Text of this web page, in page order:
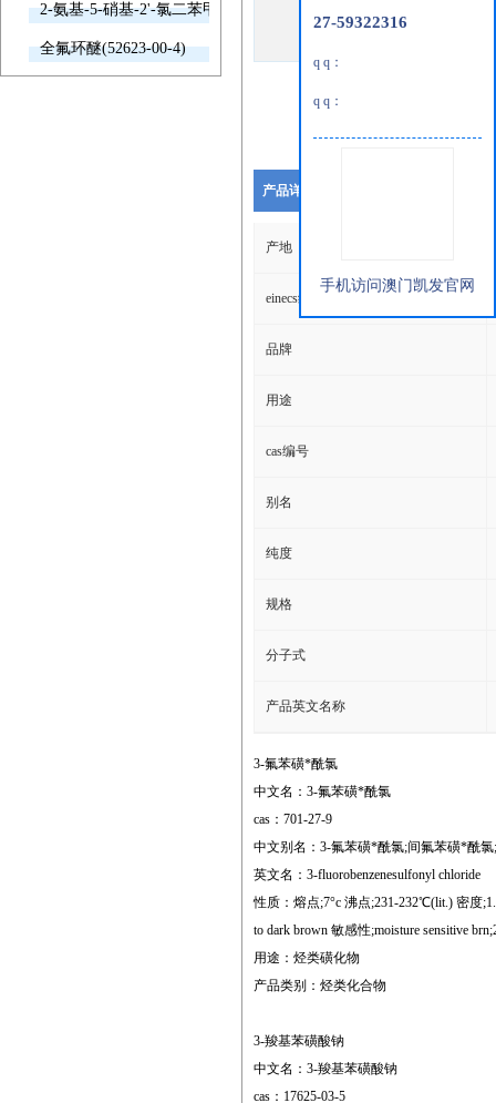
2-氨基-5-硝基-2'-氯二苯甲酮(2011-66-7)
全氟环醚(52623-00-4)
产品详细说明
产地
einecs编号
品牌
用途
cas编号
别名
纯度
规格
分子式
产品英文名称
3-氟苯磺*酰氯
中文名：3-氟苯磺*酰氯
cas：701-27-9
中文别名：3-氟苯磺*酰氯;间氟苯磺*酰氯
英文名：3-fluorobenzenesulfonyl chloride
性质：熔点;7°c 沸点;231-232℃(lit.) 密度
to dark brown 敏感性;moisture sensitive
用途：烃类磺化物
产品类别：烃类化合物
3-羧基苯磺酸钠
中文名：3-羧基苯磺酸钠
cas：17625-03-5
27-59322316
q q：
q q：
手机访问澳门凯发官网